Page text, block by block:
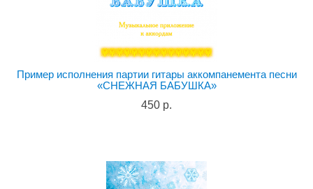
Пример исполнения партии гитары аккомпанемента песни
«СНЕЖНАЯ БАБУШКА»
450 р.